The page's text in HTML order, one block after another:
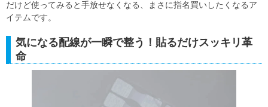
だけど使ってみると手放せなくなる、まさに指名買いしたくなるア
イテムです。
気になる配線が一瞬で整う！貼るだけスッキリ革
命